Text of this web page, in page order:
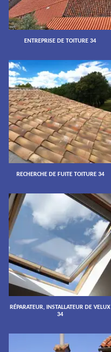
ENTREPRISE DE TOITURE 34
RECHERCHE DE FUITE TOITURE 34
RÉPARATEUR, INSTALLATEUR DE VELUX
34